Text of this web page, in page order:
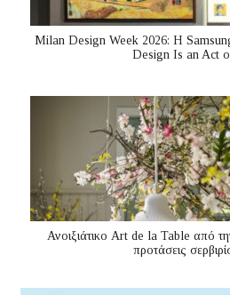
Milan Design Week 2026: Η
Design Is an Act
Ανοιξιάτικο Art de la Table από
προτάσεις